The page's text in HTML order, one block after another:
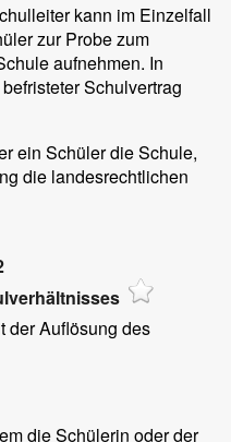
kann im Einzelfall
zur Probe zum
aufnehmen. In
Schulvertrag
ein Schüler die Schule,
die landesrechtlichen
der Auflösung des
die Schülerin oder der